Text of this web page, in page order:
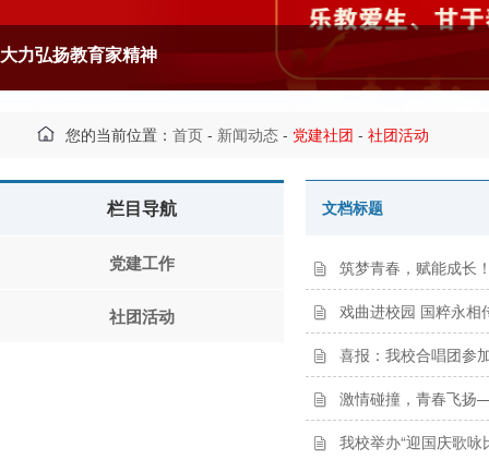
大力弘扬教育家精神
您的当前位置： 首页 - 新闻动态 - 党建社团 - 社团活动
栏目导航
党建工作
社团活动
文档标题
筑梦青春，赋能成长
戏曲进校园 国粹永相
喜报：我校合唱团参
激情碰撞，青春飞
我校举办“迎国庆歌咏